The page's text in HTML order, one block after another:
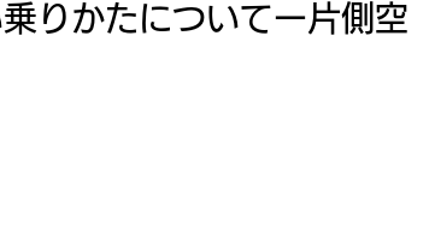
りかたについてー片側空